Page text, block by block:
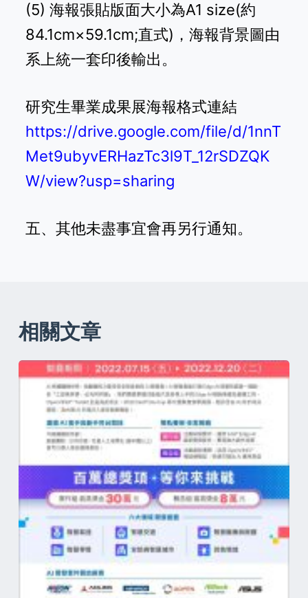
(5) 海報張貼版面大小為A1 size(約
84.1cm×59.1cm;直式)，海報背景圖由
系上統一套印後輸出。
研究生畢業成果展海報格式連結
https://drive.google.com/file/d/1nnT
Met9ubyvERHazTc3l9T_12rSDZQK
W/view?usp=sharing
五、其他未盡事宜會再另行通知。
相關文章